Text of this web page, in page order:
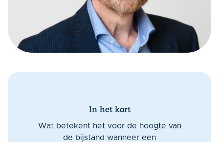
In het kort
Wat betekent het voor de hoogte van
de bijstand wanneer een